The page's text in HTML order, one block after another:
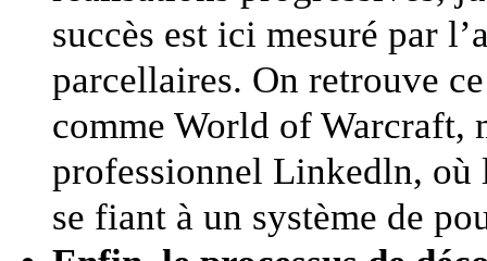
succès est ici mesuré par
parcellaires. On retrouve
comme World of Warcraft,
professionnel Linkedln, où
se fiant à un système de